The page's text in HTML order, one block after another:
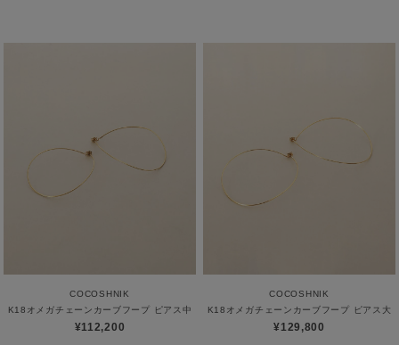
COCOSHNIK
K18オメガチェーンカーブフープ ピアス中
¥112,200
COCOSHNIK
K18オメガチェーンカーブフープ ピアス大
¥129,800